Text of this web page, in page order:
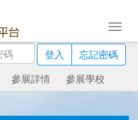
登入
忘記密碼
參展詳情 參展學校